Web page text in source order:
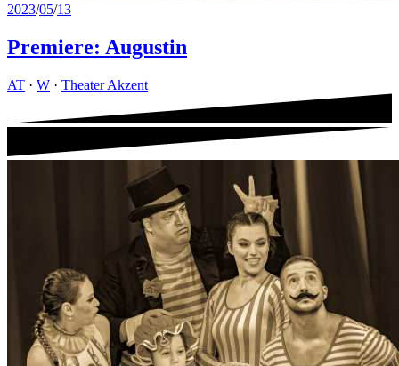
2023/05/13
Premiere: Augustin
AT · W · Theater Akzent